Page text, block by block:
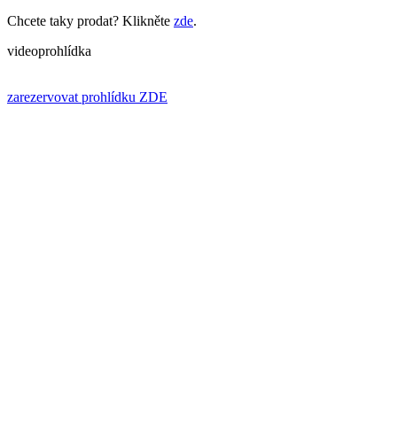
Chcete taky prodat? Klikněte zde.
videoprohlídka
zarezervovat prohlídku ZDE